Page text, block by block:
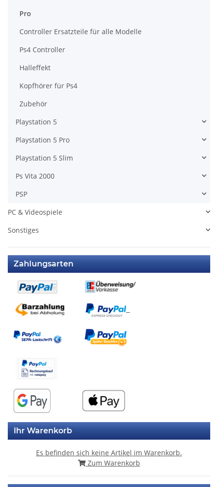
Pro
Controller Ersatzteile für alle Modelle
Ps4 Controller
Halleffekt
Kopfhörer für Ps4
Zubehör
Playstation 5
Playstation 5 Pro
Playstation 5 Slim
Ps Vita 2000
PSP
PC & Videospiele
Sonstiges
Zahlungsarten
Ihr Warenkorb
Es befinden sich keine Artikel im Warenkorb.
Zum Warenkorb